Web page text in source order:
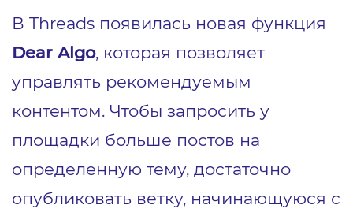
В Threads появилась новая функция
Dear Algo, которая позволяет
управлять рекомендуемым
контентом. Чтобы запросить у
площадки больше постов на
определенную тему, достаточно
опубликовать ветку, начинающуюся с